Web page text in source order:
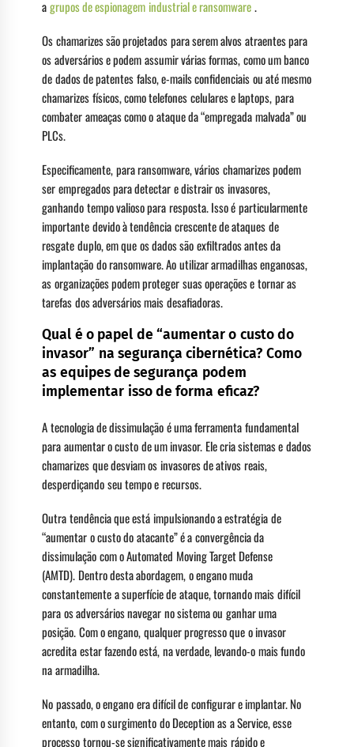
agrupos de espionagem industrial e ransomware.
Os chamarizes são projetados para serem alvos atraentes para
os adversários e podem assumir várias formas, como um banco
de dados de patentes falso, e-mails confidenciais ou até mesmo
chamarizes físicos, como telefones celulares e laptops, para
combater ameaças como o ataque da “empregada malvada” ou
PLCs.
Especificamente, para ransomware, vários chamarizes podem
ser empregados para detectar e distrair os invasores,
ganhando tempo valioso para resposta. Isso é particularmente
importante devido à tendência crescente de ataques de
resgate duplo, em que os dados são exfiltrados antes da
implantação do ransomware. Ao utilizar armadilhas enganosas,
as organizações podem proteger suas operações e tornar as
tarefas dos adversários mais desafiadoras.
Qual é o papel de “aumentar o custo do
invasor” na segurança cibernética? Como
as equipes de segurança podem
implementar isso de forma eficaz?
A tecnologia de dissimulação é uma ferramenta fundamental
para aumentar o custo de um invasor. Ele cria sistemas e dados
chamarizes que desviam os invasores de ativos reais,
desperdiçando seu tempo e recursos.
Outra tendência que está impulsionando a estratégia de
“aumentar o custo do atacante” é a convergência da
dissimulação com o Automated Moving Target Defense
(AMTD). Dentro desta abordagem, o engano muda
constantemente a superfície de ataque, tornando mais difícil
para os adversários navegar no sistema ou ganhar uma
posição. Com o engano, qualquer progresso que o invasor
acredita estar fazendo está, na verdade, levando-o mais fundo
na armadilha.
No passado, o engano era difícil de configurar e implantar. No
entanto, com o surgimento do Deception as a Service, esse
processo tornou-se significativamente mais rápido e